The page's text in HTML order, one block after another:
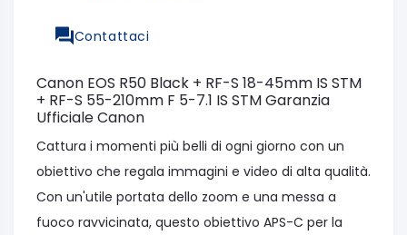
Contattaci
Canon EOS R50 Black + RF-S 18-45mm IS STM
+ RF-S 55-210mm F 5-7.1 IS STM Garanzia
Ufficiale Canon
Cattura i momenti più belli di ogni giorno con un
obiettivo che regala immagini e video di alta qualità.
Con un'utile portata dello zoom e una messa a
fuoco ravvicinata, questo obiettivo APS-C per la